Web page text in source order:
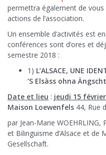
permettra également de
actions de l’association.
Un ensemble d’activités est
conférences sont d’ores et
semestre 2018 :
1) L’ALSACE, UNE
‘S Elsàss ohna
Date et lieu : jeudi 15
Maison Loewenfels 44, Rue
par Jean-Marie WOEHRLING,
et Bilinguisme d’Alsace et de
Gesellschaft.